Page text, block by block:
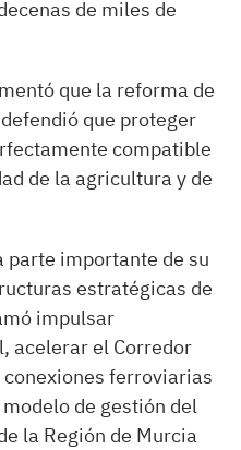
de miles de
que la reforma de
que proteger
compatible
de la agricultura y de
parte importante de su
estratégicas de
impulsar
acelerar el Corredor
ferroviarias
de gestión del
la Región de Murcia